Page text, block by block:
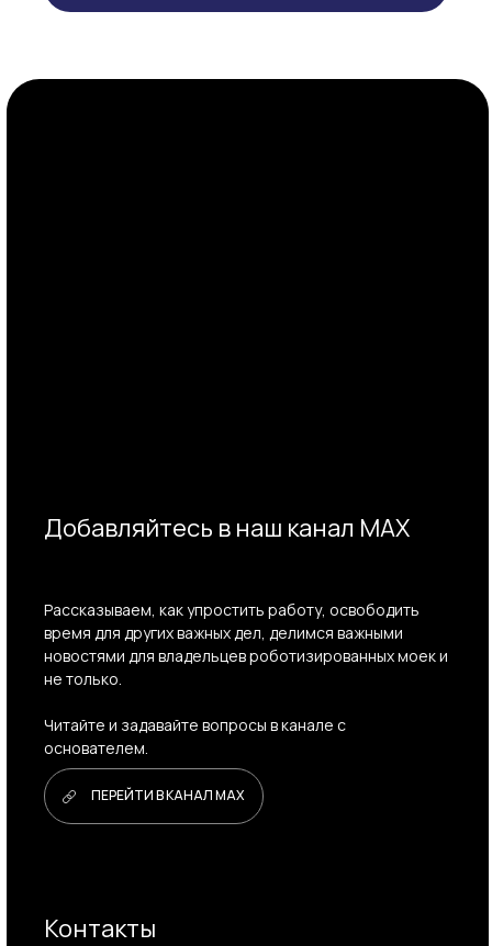
Добавляйтесь в наш канал MAX
Рассказываем, как упростить работу, освободить
время для других важных дел, делимся важными
новостями для владельцев роботизированных моек и
не только.
Читайте и задавайте вопросы в канале с
основателем.
ПЕРЕЙТИ В КАНАЛ MAX
Контакты